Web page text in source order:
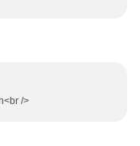
/>